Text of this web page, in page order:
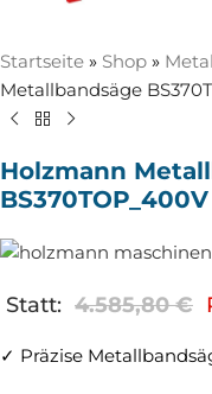
Startseite » Shop »
Metallbandsäge
Holzmann
BS370TOP_400V
Statt: 4.585,80€
✓ Präzise